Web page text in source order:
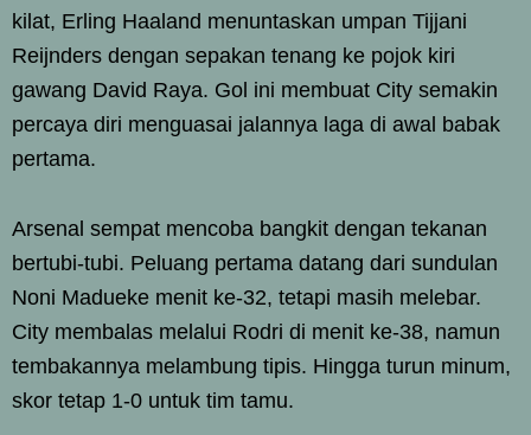
kilat, Erling Haaland menuntaskan umpan Tijjani
Reijnders dengan sepakan tenang ke pojok kiri
gawang David Raya. Gol ini membuat City semakin
percaya diri menguasai jalannya laga di awal babak
pertama.
Arsenal sempat mencoba bangkit dengan tekanan
bertubi-tubi. Peluang pertama datang dari sundulan
Noni Madueke menit ke-32, tetapi masih melebar.
City membalas melalui Rodri di menit ke-38, namun
tembakannya melambung tipis. Hingga turun minum,
skor tetap 1-0 untuk tim tamu.